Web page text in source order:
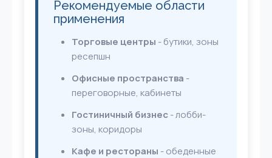
Рекомендуемые области
применения
Торговые центры - бутики, зоны
ресепшн
Офисные пространства -
переговорные, кабинеты
Гостиничный бизнес- лобби-
зоны, коридоры
Кафе и рестораны - обеденные